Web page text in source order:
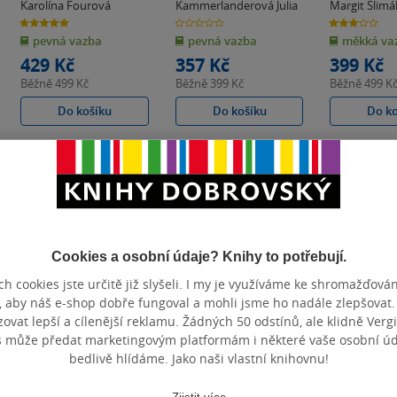
Karolína Fourová
5.0
z
5
hvězdiček
pevná vazba
429 Kč
Běžně499 Kč
Do košíku
Kammerlanderová Julia
0.0
z
5
hvězdiček
pevná vazba
357 Kč
Běžně 399 Kč
Do košíku
pohodu
Margit
3.0
z
5
hvězdiček
měkká
399 Kč
Běžně499 Kč
Do
Cookies a osobní údaje? Knihy to potřebují.
cookies jste určitě již slyšeli. I my je využíváme ke
aby náš e-shop dobře fungoval a mohli jsme ho nadále zlepšovat.
lepší a cílenější reklamu. Žádných 50 odstínů, ale klidně
může předat marketingovým platformám i některé vaše osobní
bedlivě hlídáme. Jako naši vlastní knihovnu!